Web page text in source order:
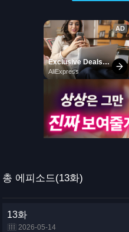
총 에피소드(13화)
13화
2026-05-14